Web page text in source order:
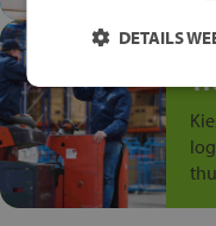
DETAILS